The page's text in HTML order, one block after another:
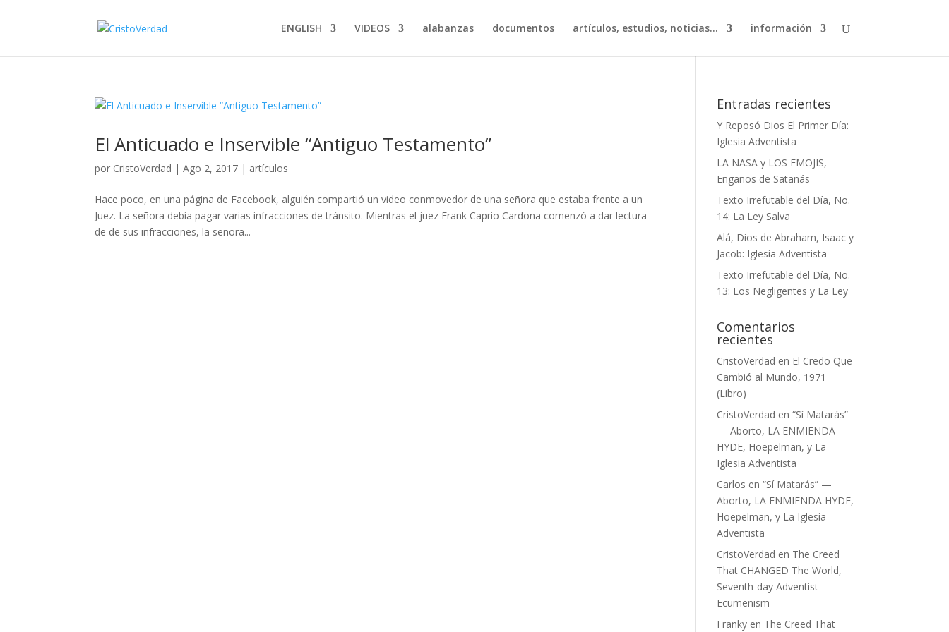
ENGLISH VIDEOS alabanzas documentos artículos, estudios, noticias… información
El Anticuado e Inservible “Antiguo Testamento”
por CristoVerdad |Ago 2, 2017 | artículos
Hace poco, en una página de Facebook, alguién compartió un video conmovedor de una señora que estaba frente a un
Juez. La señora debía pagar varias infracciones de tránsito. Mientras el juez Frank Caprio Cardona comenzó a dar lectura
de de sus infracciones, la señora...
Entradas recientes
Y Reposó Dios El Primer Día:
Iglesia Adventista
LA NASA y LOS EMOJIS,
Engaños de Satanás
Texto Irrefutable del Día, No.
14: La Ley Salva
Alá, Dios de Abraham, Isaac y
Jacob: Iglesia Adventista
Texto Irrefutable del Día, No.
13: Los Negligentes y La Ley
Comentarios
recientes
CristoVerdad en El Credo Que
Cambió al Mundo, 1971
(Libro)
CristoVerdad en“Sí Matarás”
— Aborto, LA ENMIENDA
HYDE, Hoepelman, y La
Iglesia Adventista
Carlos en“Sí Matarás” —
Aborto, LA ENMIENDA HYDE,
Hoepelman, y La Iglesia
Adventista
CristoVerdad en The Creed
That CHANGED The World,
Seventh-day Adventist
Ecumenism
Franky en The Creed That